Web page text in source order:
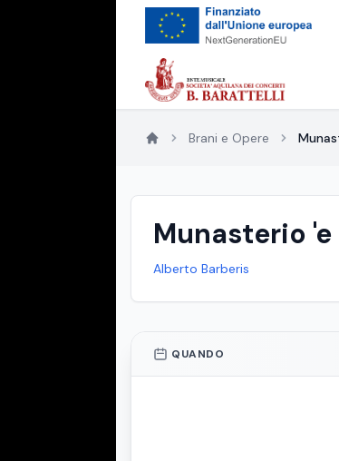
Brani e Opere
Munasterio
Alberto Barberis
QUANDO